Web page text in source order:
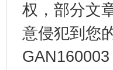
权，部分文
意侵犯到您
受贿1.44亿！段